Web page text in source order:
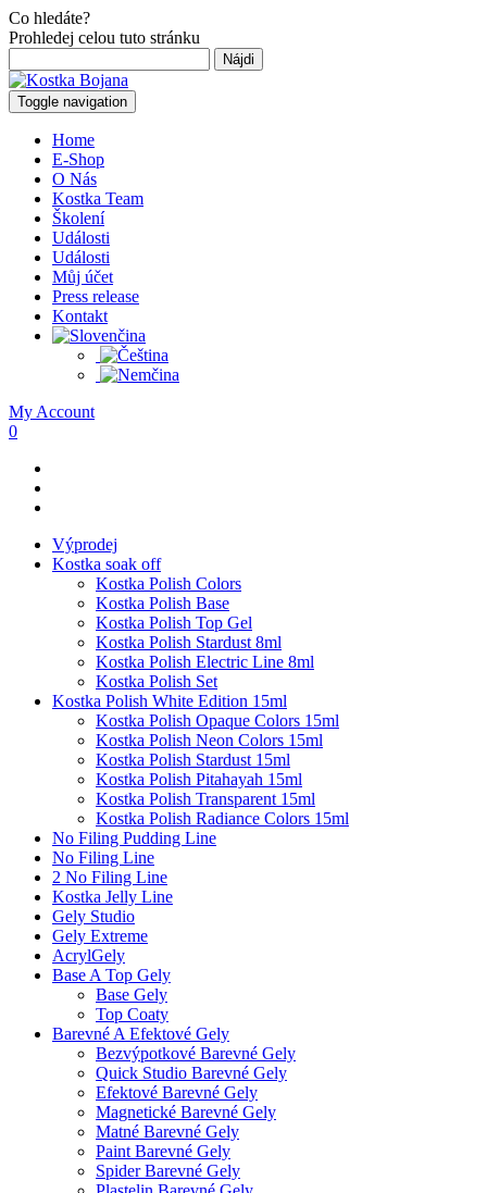
Co hledáte?
Prohledej celou tuto stránku
Toggle navigation
Home
E-Shop
O Nás
Kostka Team
Školení
Události
Události
Můj účet
Press release
Kontakt
My Account
0
Výprodej
Kostka soak off
Kostka Polish Colors
Kostka Polish Base
Kostka Polish Top Gel
Kostka Polish Stardust 8ml
Kostka Polish Electric Line 8ml
Kostka Polish Set
Kostka Polish White Edition 15ml
Kostka Polish Opaque Colors 15ml
Kostka Polish Neon Colors 15ml
Kostka Polish Stardust 15ml
Kostka Polish Pitahayah 15ml
Kostka Polish Transparent 15ml
Kostka Polish Radiance Colors 15ml
No Filing Pudding Line
No Filing Line
2 No Filing Line
Kostka Jelly Line
Gely Studio
Gely Extreme
AcrylGely
Base A Top Gely
Base Gely
Top Coaty
Barevné A Efektové Gely
Bezvýpotkové Barevné Gely
Quick Studio Barevné Gely
Efektové Barevné Gely
Magnetické Barevné Gely
Matné Barevné Gely
Paint Barevné Gely
Spider Barevné Gely